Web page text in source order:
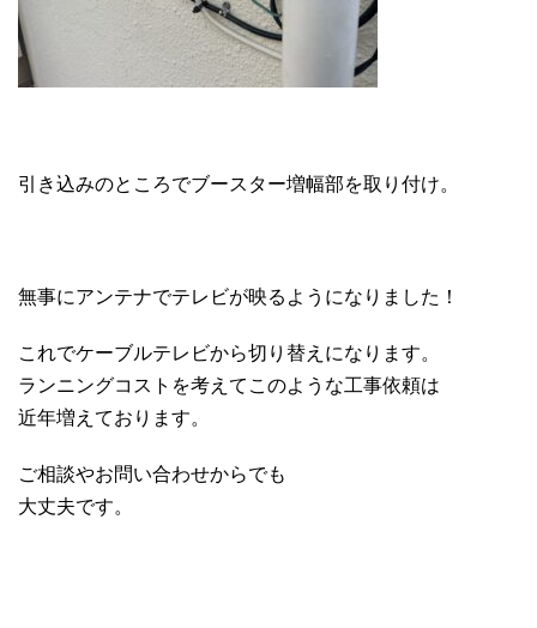
引き込みのところでブースター増幅部を取り付け。
無事にアンテナでテレビが映るようになりました！
これでケーブルテレビから切り替えになります。
ランニングコストを考えてこのような工事依頼は
近年増えております。
ご相談やお問い合わせからでも
大丈夫です。